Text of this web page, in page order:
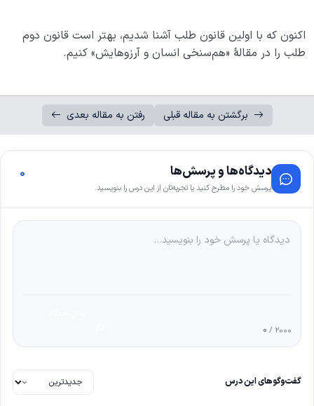
اکنون که با اولین قانون طلب آشنا شدیم، بهتر است قانون دوم
طلب را در مقالۀ «هم‌سنخی انسان و آرزوهایش» کنیم.
برگشتن به مقاله قبلی رفتن به مقاله بعدی
دیدگاه‌ها و پرسش‌ها
پرسش خود را مطرح کنید یا تجربه‌تان از این درس را بنویسید.
0
0 / 2000
گفت‌وگوهای این درس